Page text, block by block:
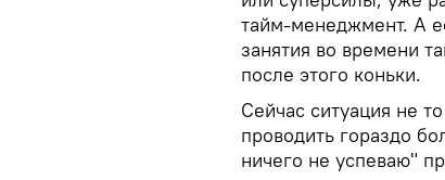
тайм-менеджмент. А
занятия во времени
после этого коньки.
Сейчас ситуация не
проводить гораздо
ничего не успеваю"